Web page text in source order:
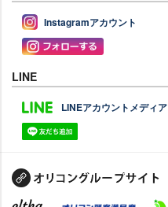
Instagramアカウント
LINE
LINEアカウントメディア